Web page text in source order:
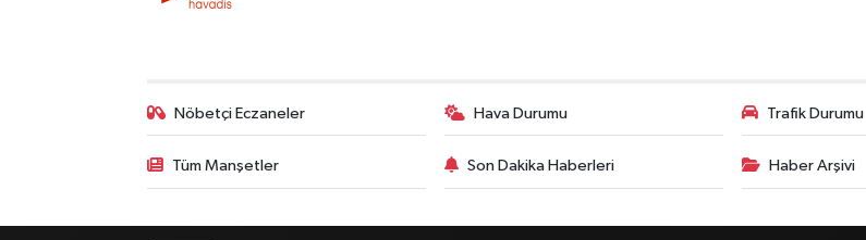
Nöbetçi Eczaneler Hava Durumu Trafik Durumu
Tüm Manşetler Son Dakika Haberleri Haber Arşivi